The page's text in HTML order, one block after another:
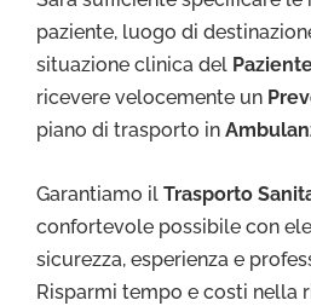
paziente, luogo di
situazione clinica del
ricevere velocemente un
piano di trasporto in
Garantiamo il Trasporto Sa
confortevole possibile con
sicurezza, esperienza e
Risparmi tempo e costi nella